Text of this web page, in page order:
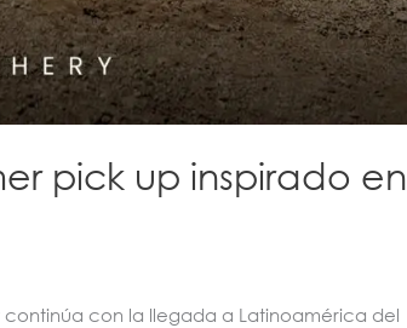
pick up inspirado en
con la llegada a Latinoamérica del